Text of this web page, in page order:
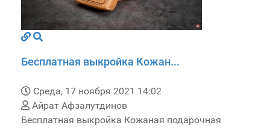
Бесплатная выкройка Кожан...
Среда, 17 ноября 2021 14:02
Айрат Афзалутдинов
Бесплатная выкройка Кожаная подарочная